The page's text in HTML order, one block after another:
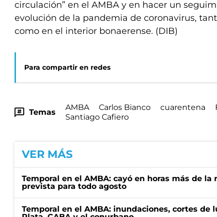
circulación” en el AMBA y en hacer un
evolución de la pandemia de coronavirus,
como en el interior bonaerense. (DIB)
Para compartir en redes
Temas
AMBA Carlos Bianco cuarentena
Santiago Cafiero
VER MÁS
Temporal en el AMBA: cayó en horas más de
prevista para todo agosto
Temporal en el AMBA: inundaciones, cortes de